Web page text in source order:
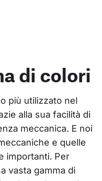
di colori
più utilizzato nel
alla sua facilità di
meccanica. E noi
e quelle
importanti. Per
vasta gamma di